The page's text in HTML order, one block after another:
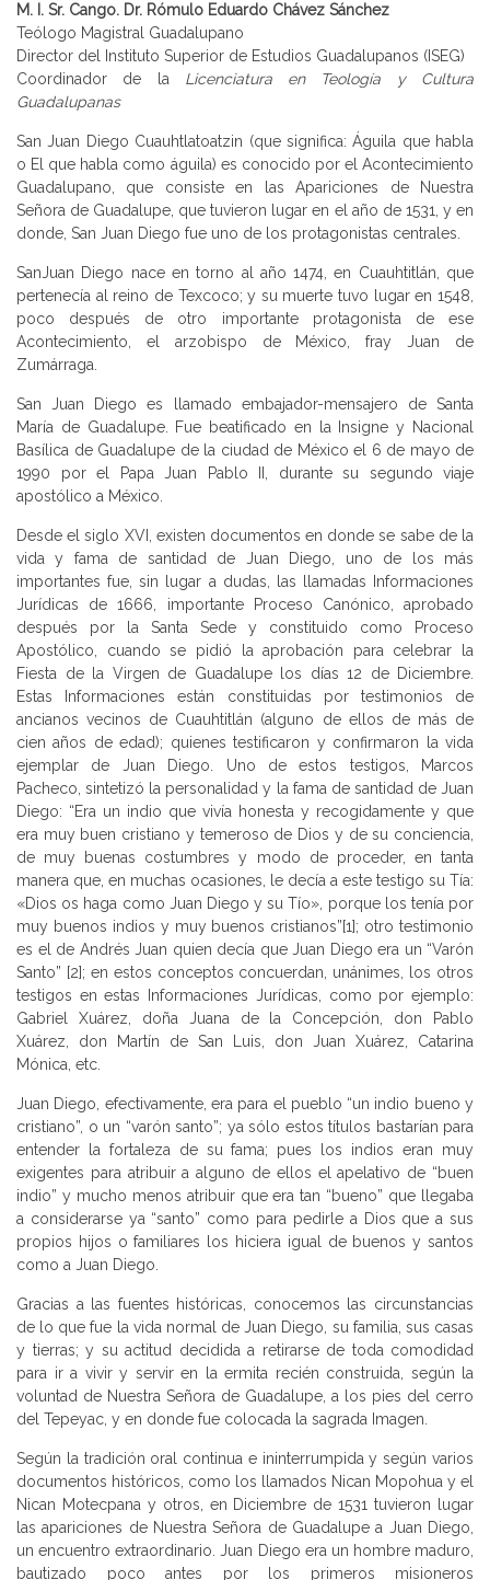
M. I. Sr. Cango. Dr. Rómulo Eduardo Chávez Sánchez
Teólogo Magistral Guadalupano
Director del Instituto Superior de Estudios Guadalupanos (ISEG)
Coordinador de la Licenciatura en Teología y Cultura
Guadalupanas
San Juan Diego Cuauhtlatoatzin (que significa: Águila que habla
o El que habla como águila) es conocido por el Acontecimiento
Guadalupano, que consiste en las Apariciones de Nuestra
Señora de Guadalupe, que tuvieron lugar en el año de 1531, y en
donde, San Juan Diego fue uno de los protagonistas centrales.
SanJuan Diego nace en torno al año 1474, en Cuauhtitlán, que
pertenecía al reino de Texcoco; y su muerte tuvo lugar en 1548,
poco después de otro importante protagonista de ese
Acontecimiento, el arzobispo de México, fray Juan de
Zumárraga.
San Juan Diego es llamado embajador-mensajero de Santa
María de Guadalupe. Fue beatificado en la Insigne y Nacional
Basílica de Guadalupe de la ciudad de México el 6 de mayo de
1990 por el Papa Juan Pablo II, durante su segundo viaje
apostólico a México.
Desde el siglo XVI, existen documentos en donde se sabe de la
vida y fama de santidad de Juan Diego, uno de los más
importantes fue, sin lugar a dudas, las llamadas Informaciones
Jurídicas de 1666, importante Proceso Canónico, aprobado
después por la Santa Sede y constituido como Proceso
Apostólico, cuando se pidió la aprobación para celebrar la
Fiesta de la Virgen de Guadalupe los días 12 de Diciembre.
Estas Informaciones están constituidas por testimonios de
ancianos vecinos de Cuauhtitlán (alguno de ellos de más de
cien años de edad); quienes testificaron y confirmaron la vida
ejemplar de Juan Diego. Uno de estos testigos, Marcos
Pacheco, sintetizó la personalidad y la fama de santidad de Juan
Diego: “Era un indio que vivía honesta y recogidamente y que
era muy buen cristiano y temeroso de Dios y de su conciencia,
de muy buenas costumbres y modo de proceder, en tanta
manera que, en muchas ocasiones, le decía a este testigo su Tía:
«Dios os haga como Juan Diego y su Tío», porque los tenía por
muy buenos indios y muy buenos cristianos”[1]; otro testimonio
es el de Andrés Juan quien decía que Juan Diego era un “Varón
Santo” [2]; en estos conceptos concuerdan, unánimes, los otros
testigos en estas Informaciones Jurídicas, como por ejemplo:
Gabriel Xuárez, doña Juana de la Concepción, don Pablo
Xuárez, don Martín de San Luis, don Juan Xuárez, Catarina
Mónica, etc.
Juan Diego, efectivamente, era para el pueblo “un indio bueno y
cristiano”, o un “varón santo”; ya sólo estos títulos bastarían para
entender la fortaleza de su fama; pues los indios eran muy
exigentes para atribuir a alguno de ellos el apelativo de “buen
indio” y mucho menos atribuir que era tan “bueno” que llegaba
a considerarse ya “santo” como para pedirle a Dios que a sus
propios hijos o familiares los hiciera igual de buenos y santos
como a Juan Diego.
Gracias a las fuentes históricas, conocemos las circunstancias
de lo que fue la vida normal de Juan Diego, su familia, sus casas
y tierras; y su actitud decidida a retirarse de toda comodidad
para ir a vivir y servir en la ermita recién construida, según la
voluntad de Nuestra Señora de Guadalupe, a los pies del cerro
del Tepeyac, y en donde fue colocada la sagrada Imagen.
Según la tradición oral continua e ininterrumpida y según varios
documentos históricos, como los llamados Nican Mopohua y el
Nican Motecpana y otros, en Diciembre de 1531 tuvieron lugar
las apariciones de Nuestra Señora de Guadalupe a Juan Diego,
un encuentro extraordinario. Juan Diego era un hombre maduro,
bautizado poco antes por los primeros misioneros